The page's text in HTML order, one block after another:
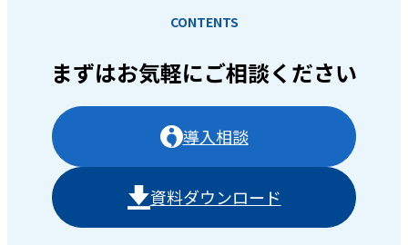
CONTENTS
まずはお気軽にご相談ください
導入相談
資料ダウンロード